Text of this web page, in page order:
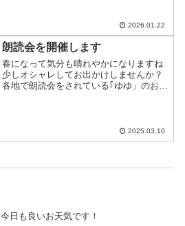
2026.01.22
朗読会を開催します
春になって気分も晴れやかになりますね
少しオシャレしてお出かけしませんか？
各地で朗読会をされている｢ゆゆ」のお2
2025.03.10
今日も良いお天気です！